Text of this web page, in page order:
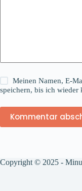
Meinen Namen, E-
speichern, bis ich wieder
Kommentar
Copyright © 2025 -